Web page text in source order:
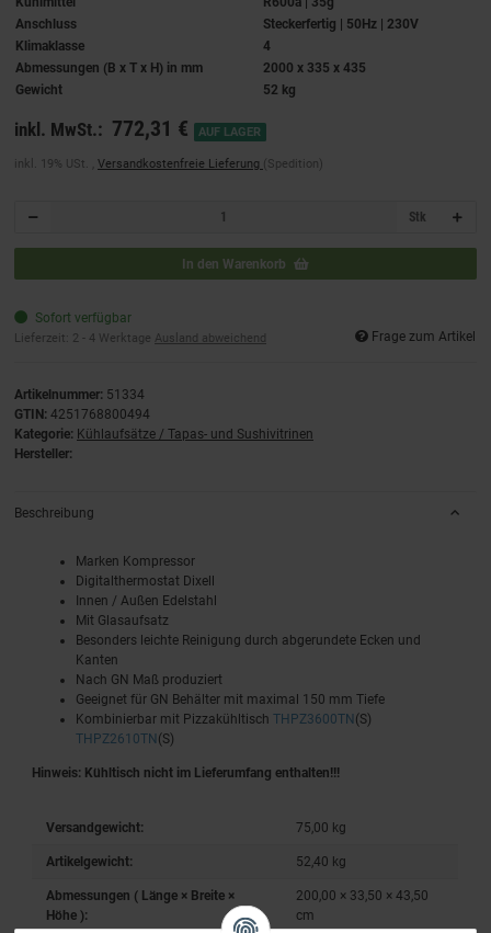
Anschluss
Steckerfertig | 50Hz | 230V
Klimaklasse
4
Abmessungen (B x T x H) in mm
2000 x 335 x 435
Gewicht
52 kg
inkl. MwSt.: 772,31 € AUF LAGER
inkl. 19% USt. , Versandkostenfreie Lieferung (Spedition)
Stk
In den Warenkorb
Sofort verfügbar
Lieferzeit: 2 - 4 Werktage Ausland abweichend Frage zum Artikel
Artikelnummer: 51334
GTIN: 4251768800494
Kategorie: Kühlaufsätze / Tapas- und Sushivitrinen
Hersteller:
Beschreibung
Marken Kompressor
Digitalthermostat Dixell
Innen / Außen Edelstahl
Mit Glasaufsatz
Besonders leichte Reinigung durch abgerundete Ecken und
Kanten
Nach GN Maß produziert
Geeignet für GN Behälter mit maximal 150 mm Tiefe
Kombinierbar mit PizzakühltischTHPZ3600TN(S)
THPZ2610TN(S)
Hinweis: Kühltisch nicht im Lieferumfang enthalten!!!
Versandgewicht: 75,00 kg
Artikelgewicht: 52,40 kg
Abmessungen ( Länge × Breite ×
Höhe ):
200,00 × 33,50 × 43,50
cm